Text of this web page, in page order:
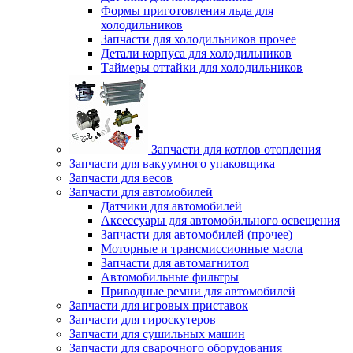
Формы приготовления льда для
холодильников
Запчасти для холодильников прочее
Детали корпуса для холодильников
Таймеры оттайки для холодильников
Запчасти для котлов отопления
Запчасти для вакуумного упаковщика
Запчасти для весов
Запчасти для автомобилей
Датчики для автомобилей
Аксессуары для автомобильного освещения
Запчасти для автомобилей (прочее)
Моторные и трансмиссионные масла
Запчасти для автомагнитол
Автомобильные фильтры
Приводные ремни для автомобилей
Запчасти для игровых приставок
Запчасти для гироскутеров
Запчасти для сушильных машин
Запчасти для сварочного оборудования